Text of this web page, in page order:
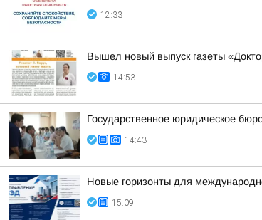
12:33
Вышел новый выпуск газеты
14:53
Государственное юридическое
14:43
Новые горизонты для
15:09